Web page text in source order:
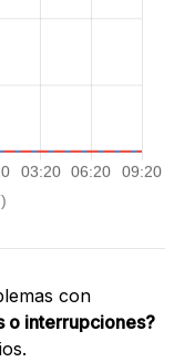
con
o interrupciones?